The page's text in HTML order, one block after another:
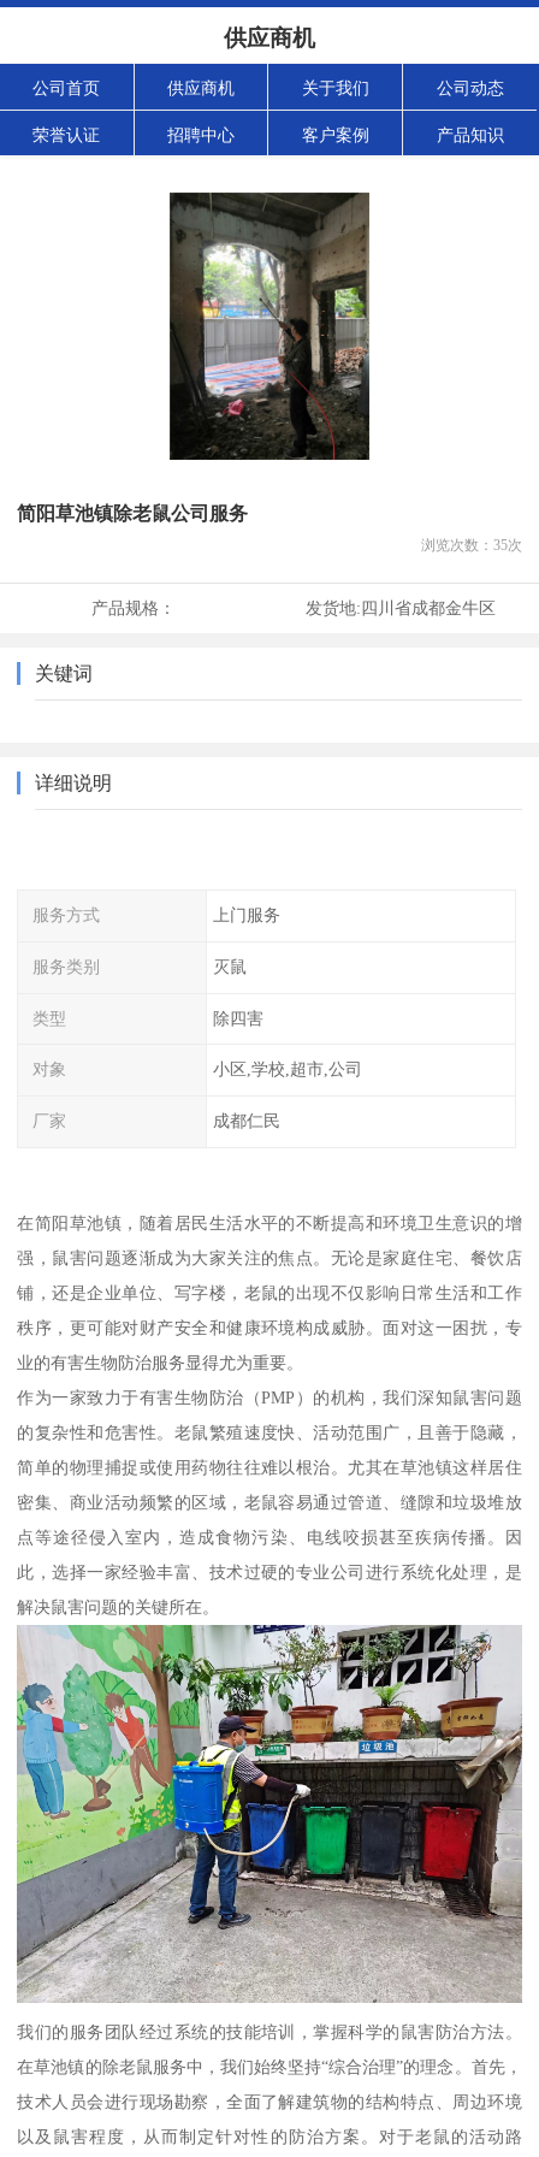
供应商机
公司首页 供应商机 关于我们 公司动态
荣誉认证 招聘中心 客户案例 产品知识
简阳草池镇除老鼠公司服务
浏览次数： 35次
产品规格： 发货地:四川省成都金牛区
关键词
详细说明
服务方式 上门服务
服务类别 灭鼠
类型 除四害
对象 小区,学校,超市,公司
厂家 成都仁民
在简阳草池镇，随着居民生活水平的不断提高和环境卫生意识的增
强，鼠害问题逐渐成为大家关注的焦点。无论是家庭住宅、餐饮店
铺，还是企业单位、写字楼，老鼠的出现不仅影响日常生活和工作
秩序，更可能对财产安全和健康环境构成威胁。面对这一困扰，专
业的有害生物防治服务显得尤为重要。
作为一家致力于有害生物防治（PMP）的机构，我们深知鼠害问题
的复杂性和危害性。老鼠繁殖速度快、活动范围广，且善于隐藏，
简单的物理捕捉或使用药物往往难以根治。尤其在草池镇这样居住
密集、商业活动频繁的区域，老鼠容易通过管道、缝隙和垃圾堆放
点等途径侵入室内，造成食物污染、电线咬损甚至疾病传播。因
此，选择一家经验丰富、技术过硬的专业公司进行系统化处理，是
解决鼠害问题的关键所在。
我们的服务团队经过系统的技能培训，掌握科学的鼠害防治方法。
在草池镇的除老鼠服务中，我们始终坚持“综合治理”的理念。首先，
技术人员会进行现场勘察，全面了解建筑物的结构特点、周边环境
以及鼠害程度，从而制定针对性的防治方案。对于老鼠的活动路